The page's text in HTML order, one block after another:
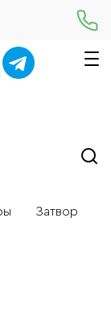
Затвор